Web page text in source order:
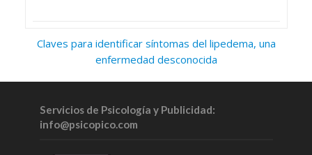
Claves para identificar síntomas del lipedema, una
enfermedad desconocida
Servicios de Psicología y Publicidad:
info@psicopico.com